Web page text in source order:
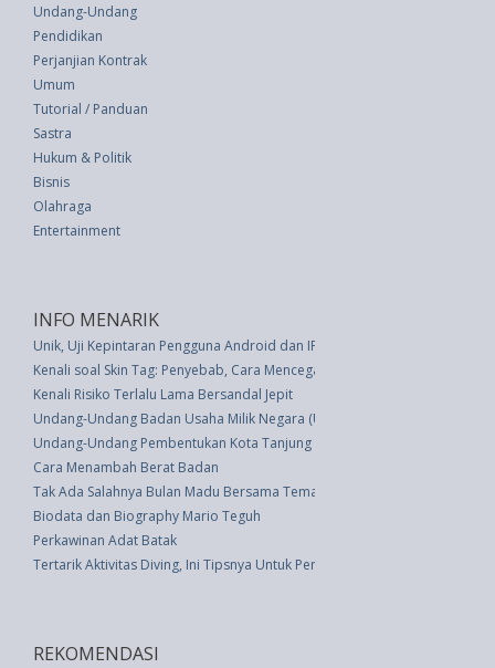
Undang-Undang
Pendidikan
Perjanjian Kontrak
Umum
Tutorial / Panduan
Sastra
Hukum & Politik
Bisnis
Olahraga
Entertainment
INFO MENARIK
Unik, Uji Kepintaran Pengguna Android dan IPhone
Kenali soal Skin Tag: Penyebab, Cara Mencegah dan Mengobati
Kenali Risiko Terlalu Lama Bersandal Jepit
Undang-Undang Badan Usaha Milik Negara (UU 19 thn 2003)
Undang-Undang Pembentukan Kota Tanjung Pinang (UU 5 thn 2001)
Cara Menambah Berat Badan
Tak Ada Salahnya Bulan Madu Bersama Teman
Biodata dan Biography Mario Teguh
Perkawinan Adat Batak
Tertarik Aktivitas Diving, Ini Tipsnya Untuk Pemula
REKOMENDASI